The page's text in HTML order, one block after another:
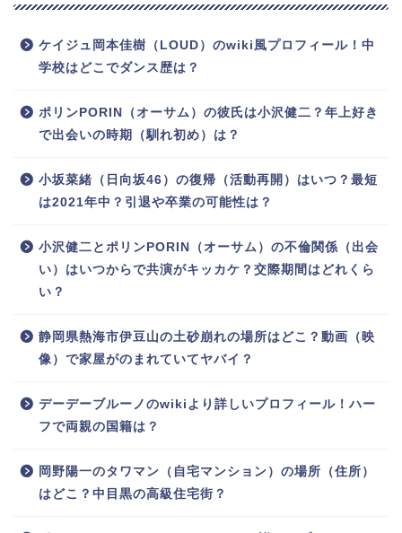
ケイジュ岡本佳樹（LOUD）のwiki風プロフィール！中
学校はどこでダンス歴は？
ポリンPORIN（オーサム）の彼氏は小沢健二？年上好き
で出会いの時期（馴れ初め）は？
小坂菜緒（日向坂46）の復帰（活動再開）はいつ？最短
は2021年中？引退や卒業の可能性は？
小沢健二とポリンPORIN（オーサム）の不倫関係（出会
い）はいつからで共演がキッカケ？交際期間はどれくら
い？
静岡県熱海市伊豆山の土砂崩れの場所はどこ？動画（映
像）で家屋がのまれていてヤバイ？
デーデーブルーノのwikiより詳しいプロフィール！ハー
フで両親の国籍は？
岡野陽一のタワマン（自宅マンション）の場所（住所）
はどこ？中目黒の高級住宅街？